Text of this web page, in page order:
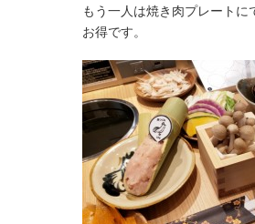
もう一人は焼き肉プレートに
お得です。